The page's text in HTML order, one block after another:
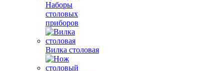
Наборы
столовых
приборов
Вилка столовая